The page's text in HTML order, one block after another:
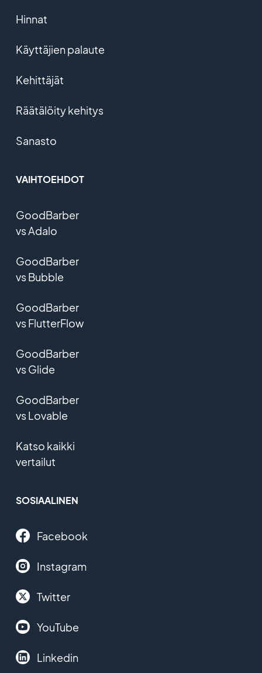
Hinnat
Käyttäjien palaute
Kehittäjät
Räätälöity kehitys
Sanasto
VAIHTOEHDOT
GoodBarber
vs Adalo
GoodBarber
vs Bubble
GoodBarber
vs FlutterFlow
GoodBarber
vs Glide
GoodBarber
vs Lovable
Katso kaikki
vertailut
SOSIAALINEN
Facebook
Instagram
Twitter
YouTube
Linkedin